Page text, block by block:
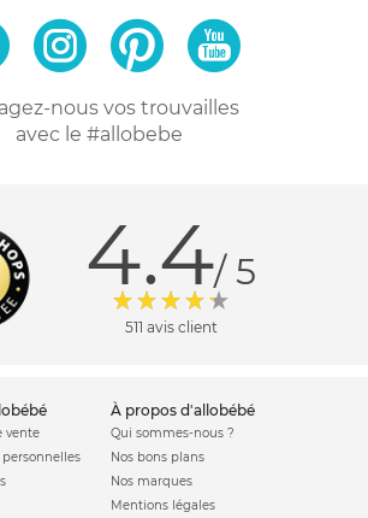
nous vos trouvailles
avec le #allobebe
4.4/ 5
511 avis client
vente
à propos d'allobébé
Qui sommes-nous ?
Nos bons plans
Nos marques
Mentions légales